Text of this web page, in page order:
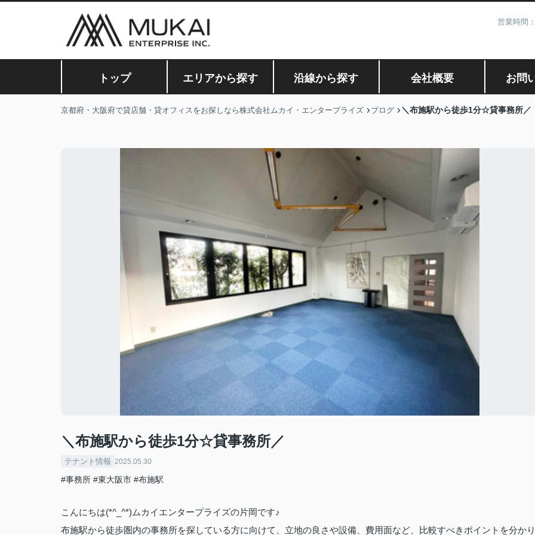
営業時間
トップ エリアから探す 沿線から探す 会社概要 お問
京都府・大阪府で貸店舗・貸オフィスをお探しなら株式会社ムカイ・エンタープライズ ブログ ＼布施駅から徒歩1分☆貸事務所／
＼布施駅から徒歩1分☆貸事務所／
テナント情報 2025.05.30
#事務所 #東大阪市 #布施駅
こんにちは(*^_^*)ムカイエンタープライズの片岡です♪
布施駅から徒歩圏内の事務所を探している方に向けて、立地の良さや設備、費用面など、比較すべきポイントを分かり